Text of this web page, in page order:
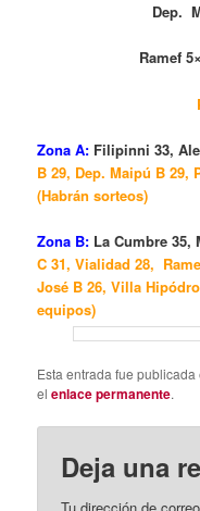
Dep.
Ramef
Zona A: Filipinni 33,
B 29, Dep. Maipú B 29,
(Habrán sorteos)
Zona B: La Cumbre 35,
C 31, Vialidad 28,
José B 26, Villa
equipos)
Esta entrada fue publicada
elenlace permanente.
Deja una